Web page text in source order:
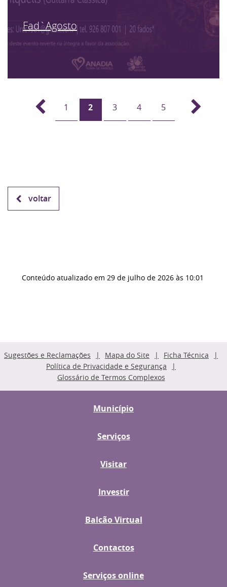
Fad`Agosto
1 2 3 4 5
voltar
Conteúdo atualizado em 29 de julho de 2026 às 10:01
Sugestões e Reclamações Mapa do Site
Ficha Técnica
Política de Privacidade e Segurança
Glossário de Termos Complexos
Município
Serviços
Visitar
Investir
Balcão Virtual
Contactos
Serviços online